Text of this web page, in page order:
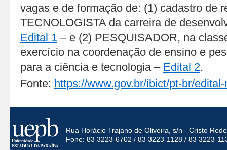
vagas e de formação de: (1) cadastro de
TECNOLOGISTA da carreira de
Edital 1 – e (2) PESQUISADOR, na
exercício na coordenação de ensino e
para a ciência e tecnologia – Edital 2.
Fonte: https://www.gov.br/ibict/pt-br/
Rua Horácio Trajano de Oliveira, s/n - Cristo
Fone: 83 3223-6702 / 83 3223-1128 / 83 3223-